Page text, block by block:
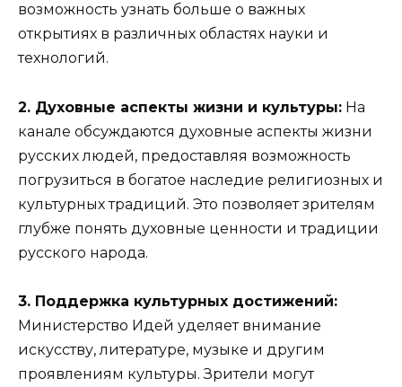
возможность узнать больше о важных
открытиях в различных областях науки и
технологий.
2. Духовные аспекты жизни и культуры: На
канале обсуждаются духовные аспекты жизни
русских людей, предоставляя возможность
погрузиться в богатое наследие религиозных и
культурных традиций. Это позволяет зрителям
глубже понять духовные ценности и традиции
русского народа.
3. Поддержка культурных достижений:
Министерство Идей уделяет внимание
искусству, литературе, музыке и другим
проявлениям культуры. Зрители могут